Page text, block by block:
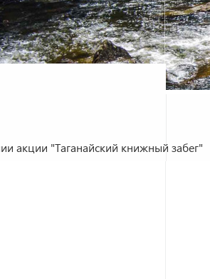
акции "Таганайский книжный забег"